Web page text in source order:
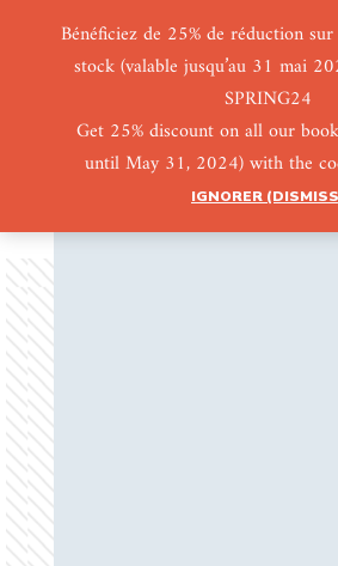
Bénéficiez de 25% de réduction
stock (valable jusqu’au 31 mai
SPRING24
Get 25% discount on all our
until May 31, 2024) with the
IGNORER
0